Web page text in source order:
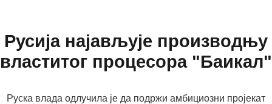
Русија најављује производњу
властитог процесора "Баикал"
Руска влада одлучила је да подржи амбициозни пројекат